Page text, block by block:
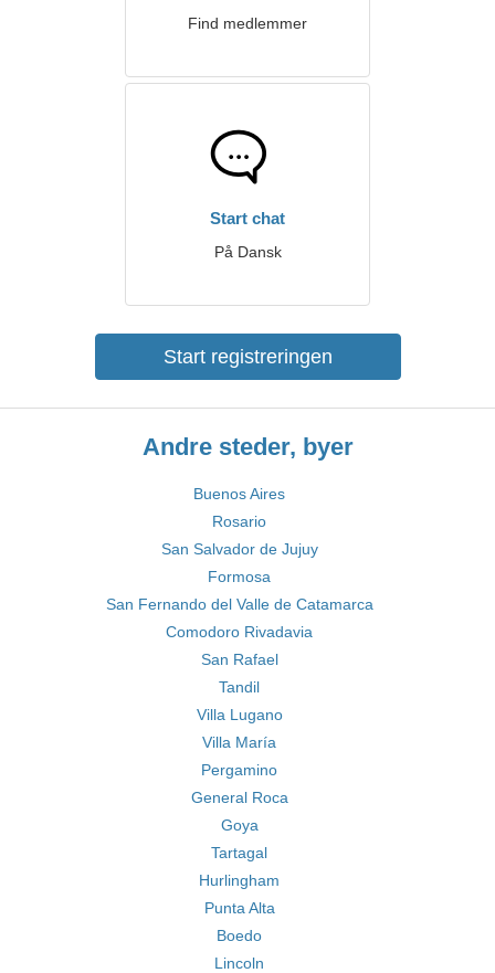
Find medlemmer
Start chat
På Dansk
Start registreringen
Andre steder, byer
Buenos Aires
Rosario
San Salvador de Jujuy
Formosa
San Fernando del Valle de Catamarca
Comodoro Rivadavia
San Rafael
Tandil
Villa Lugano
Villa María
Pergamino
General Roca
Goya
Tartagal
Hurlingham
Punta Alta
Boedo
Lincoln